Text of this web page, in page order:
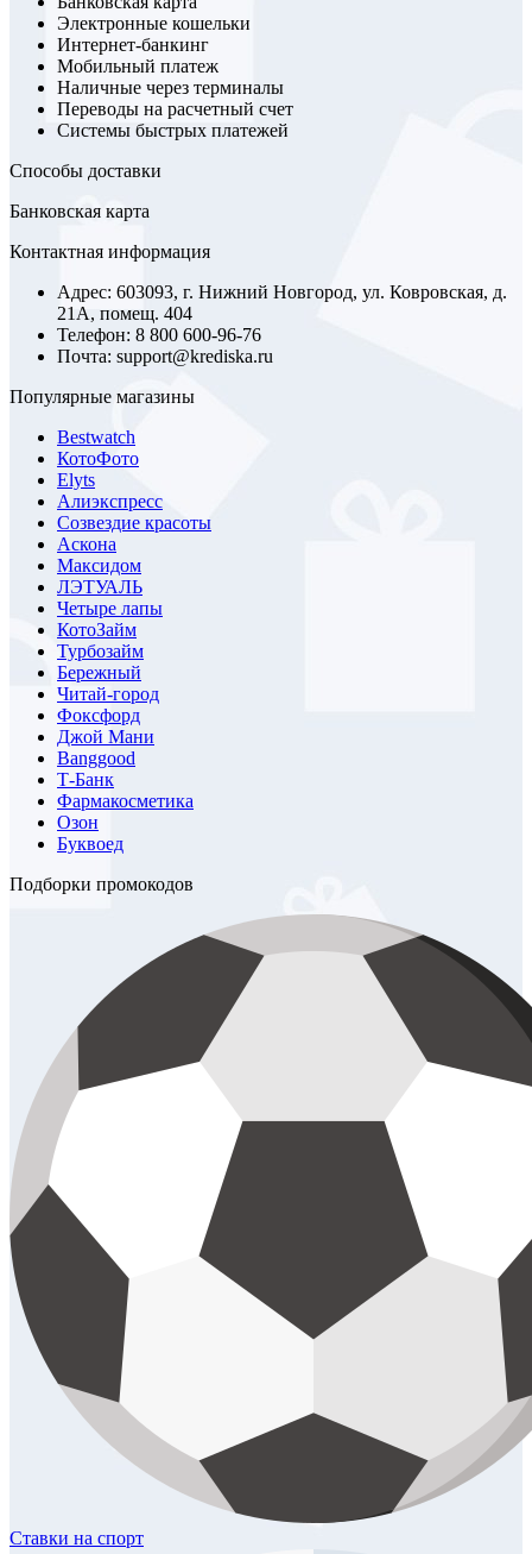
Электронные кошельки
Интернет-банкинг
Мобильный платеж
Наличные через терминалы
Переводы на расчетный счет
Системы быстрых платежей
Способы доставки
Банковская карта
Контактная информация
Адрес: 603093, г. Нижний Новгород, ул. Ковровская, д.
21А, помещ. 404
Телефон: 8 800 600-96-76
Почта: support@krediska.ru
Популярные магазины
Bestwatch
КотоФото
Elyts
Алиэкспресс
Созвездие красоты
Аскона
Максидом
ЛЭТУАЛЬ
Четыре лапы
КотоЗайм
Турбозайм
Бережный
Читай-город
Фоксфорд
Джой Мани
Banggood
Т-Банк
Фармакосметика
Озон
Буквоед
Подборки промокодов
Ставки на спорт